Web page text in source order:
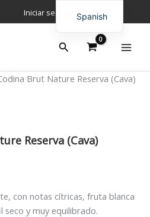
Iniciar sesión
Buscar
Brut Nature Reserva (Cava)
Reserva (Cava)
con notas cítricas, fruta blanca
y muy equilibrado.
Spanish
English